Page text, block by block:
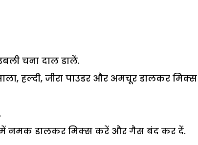
चना दाल डालें.
हल्दी, जीरा पाउडर और अमचूर डालकर मिक्स
नमक डालकर मिक्स करें और गैस बंद कर दें.